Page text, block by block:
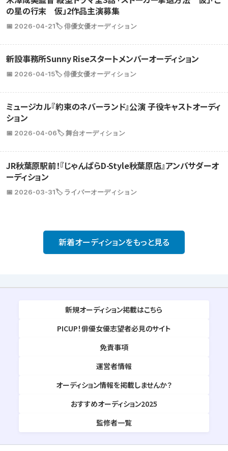
の星の行末 仮」2作品主演募集
📅 2026-04-21🏷️ 俳優女優オーディション
新設事務所Sunny Riseスタートメンバーオーディション
📅 2026-04-15🏷️ 俳優女優オーディション
ミュージカル『約束のネバーランド』公演 子役キャストオーディ
ション
📅 2026-04-06🏷️ 舞台オーディション
JR秋葉原駅前！『じゃんぱらD-Style秋葉原店』アンバサダーオ
ーディション
📅 2026-03-31🏷️ ライバーオーディション
新着オーディションをもっと見る
新規オーディション掲載はこちら
PICUP！俳優女優志望者必見のサイト
免責事項
運営者情報
オーディション情報を掲載しませんか？
おすすめオーディション2025
監修者一覧